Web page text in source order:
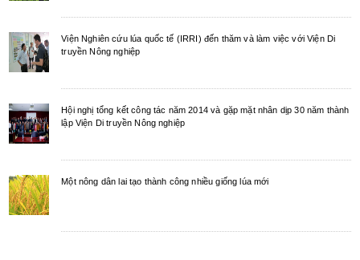
Viện Nghiên cứu lúa quốc tế (IRRI) đến thăm và làm việc với Viện Di
truyền Nông nghiệp
Hội nghị tổng kết công tác năm 2014 và gặp mặt nhân dịp 30 năm thành
lập Viện Di truyền Nông nghiệp
Một nông dân lai tạo thành công nhiều giống lúa mới